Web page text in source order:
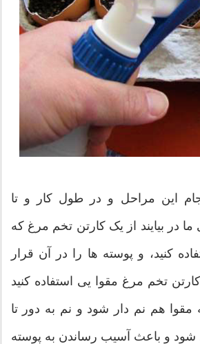
این مراحل و در طول کار و تا
در بیایند از یک کارتن تخم مرغ که
کنید، و پوسته ها را در آن قرار
تخم مرغ مقوا یی استفاده کنید
هم نم دار شود و نم به دور تا
شود و باعث آسیب رساندن به پوسته